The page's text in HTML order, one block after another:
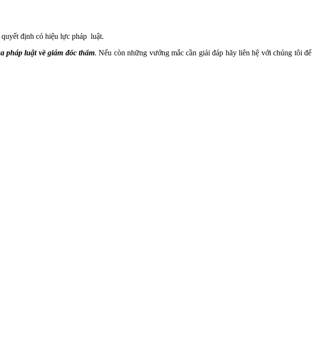
định có hiệu lực pháp luật.
pháp luật về giám đốc thẩm. Nếu còn những vướng mắc cần giải đáp hãy liên hệ với chúng tôi để